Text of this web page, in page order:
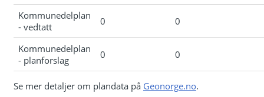
Kommunedelplan
- vedtatt
0 0
Kommunedelplan
- planforslag
0 0
Se mer detaljer om plandata på Geonorge.no.